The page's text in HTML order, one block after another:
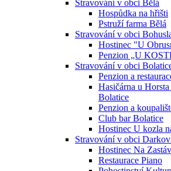
Stravování v obci Bělá
Hospůdka na hřišti
Pstruží farma Bělá
Stravování v obci
Hostinec "U
Penzion „U
Stravování v obci
Penzion a
Hasičárna u
Bolatice
Penzion a
Club bar Bolatice
Hostinec U kozla
Stravování v obci
Hostinec Na
Restaurace Piano